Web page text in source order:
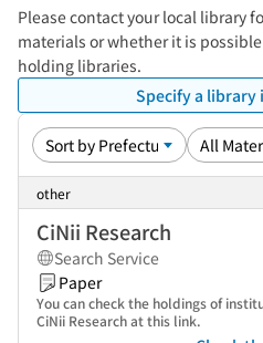
Please contact your local library
materials or whether it is
holding libraries.
Specify a library
other
CiNii Research
Search Service
Paper
You can check the holdings of
CiNii Research at this link.